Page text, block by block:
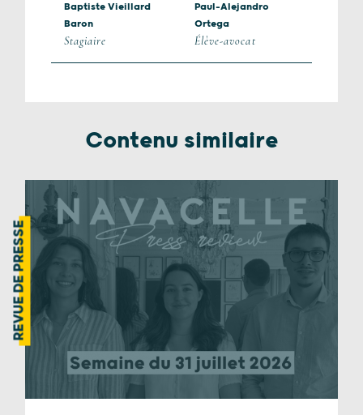
Baptiste Vieillard
Baron
Stagiaire
Paul-Alejandro
Ortega
Élève-avocat
Contenu similaire
REVUE DE PRESSE